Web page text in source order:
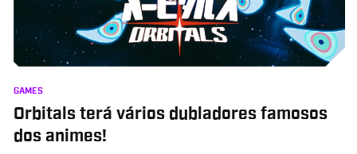
GAMES
Orbitals terá vários dubladores famosos
dos animes!